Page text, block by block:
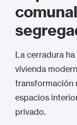
La cerradura
vivienda
transformación
espacios
privado.